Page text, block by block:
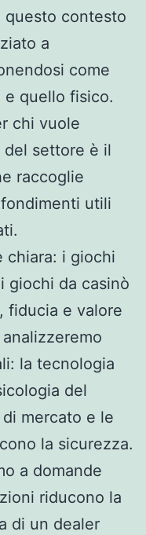
questo contesto
a
come
quello fisico.
chi vuole
del settore è il
raccoglie
utili
chiara: i giochi
giochi da casinò
fiducia e valore
la tecnologia
del
mercato e le
la sicurezza.
a domande
riducono la
di un dealer